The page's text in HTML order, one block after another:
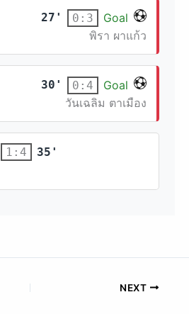
27' 0:3
Goal
พิรา ผาแก้ว
30' 0:4
Goal
วันเฉลิม ตาเมือง
1:4 35'
NEXT